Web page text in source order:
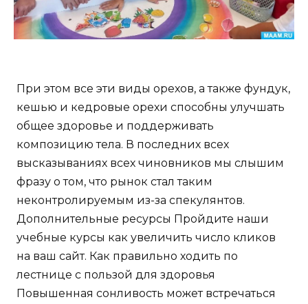
При этом все эти виды орехов, а также фундук,
кешью и кедровые орехи способны улучшать
общее здоровье и поддерживать
композицию тела. В последних всех
высказываниях всех чиновников мы слышим
фразу о том, что рынок стал таким
неконтролируемым из-за спекулянтов.
Дополнительные ресурсы Пройдите наши
учебные курсы как увеличить число кликов
на ваш сайт. Как правильно ходить по
лестнице с пользой для здоровья
Повышенная сонливость может встречаться